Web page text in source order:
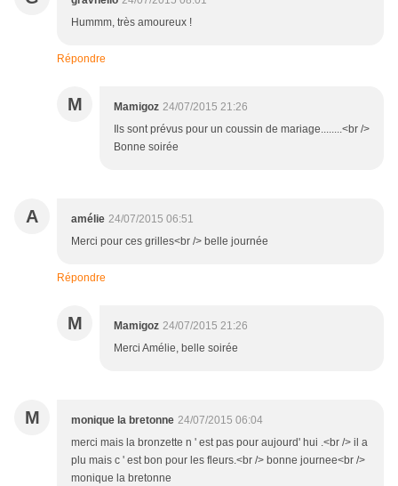
Hummm, très amoureux !
Répondre
M Mamigoz 24/07/2015 21:26
Ils sont prévus pour un coussin de mariage........<br />
Bonne soirée
A amélie 24/07/2015 06:51
Merci pour ces grilles<br /> belle journée
Répondre
M Mamigoz 24/07/2015 21:26
Merci Amélie, belle soirée
M monique la bretonne 24/07/2015 06:04
merci mais la bronzette n ' est pas pour aujourd' hui .<br /> il a
plu mais c ' est bon pour les fleurs.<br /> bonne journee<br />
monique la bretonne